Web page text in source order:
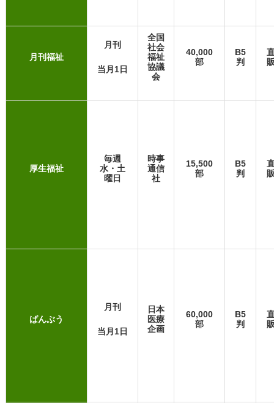
月刊福祉
月刊
当月1日
全国
社会
福祉
協議
会
40,000
部
B5
判
厚生福祉
毎週
水・土
曜日
時事
通信
社
15,500
部
B5
判
ばんぶう
月刊
当月1日
日本
医療
企画
60,000
部
B5
判